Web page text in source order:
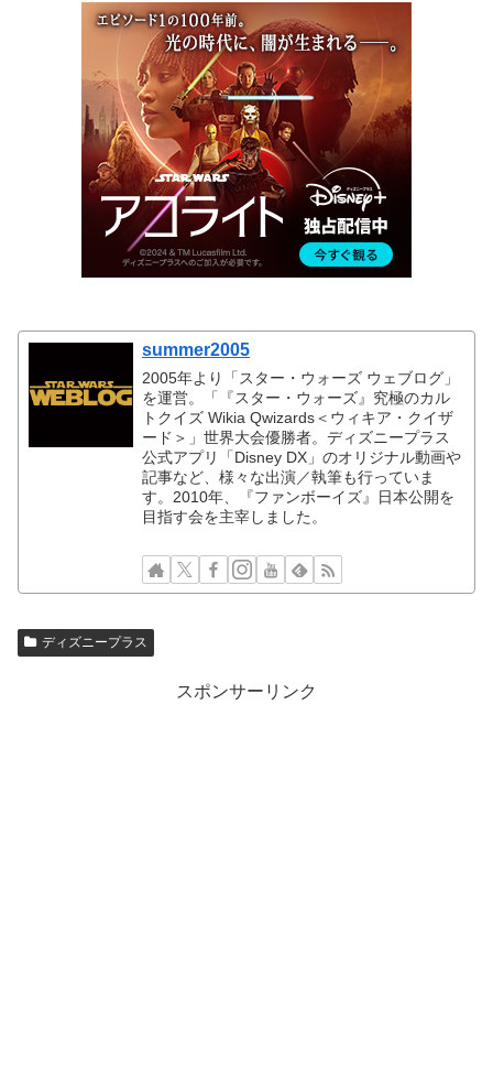
summer2005
2005年より「スター・ウォーズ ウェブログ」
を運営。「『スター・ウォーズ』究極のカル
トクイズ Wikia Qwizards＜ウィキア・クイザ
ード＞」世界大会優勝者。ディズニープラス
公式アプリ「Disney DX」のオリジナル動画や
記事など、様々な出演／執筆も行っていま
す。2010年、『ファンボーイズ』日本公開を
目指す会を主宰しました。
ディズニープラス
スポンサーリンク